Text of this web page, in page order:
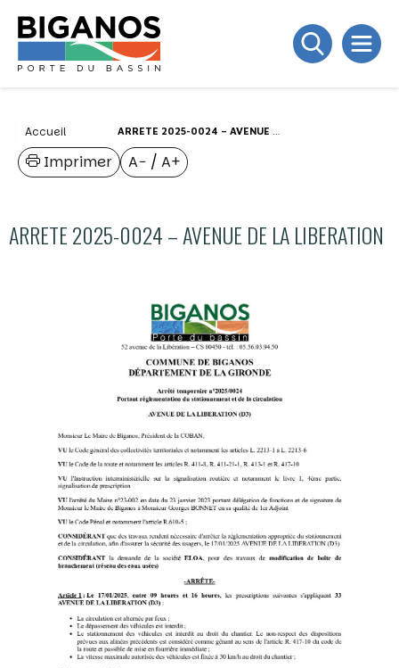
Accueil ARRETE 2025-0024 – AVENUE DE LA LIBERATION
A− / A+
Imprimer
ARRETE 2025-0024 – AVENUE DE LA LIBERATION